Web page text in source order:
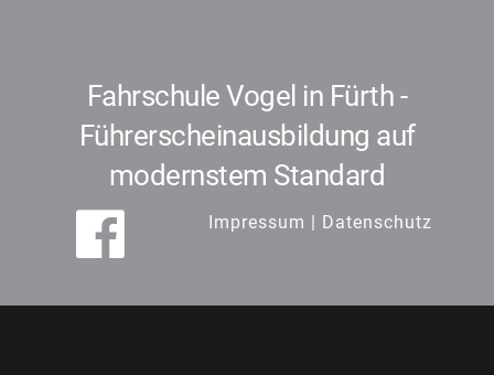
Fahrschule Vogel in Fürth -
Führerscheinausbildung auf
modernstem Standard
Impressum | Datenschutz